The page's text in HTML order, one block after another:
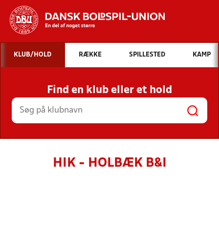
Hvad vil du søge efter?
INDHOLD OG NYHEDER
STILLINGER, RESULTATER, KLUBBER OG
HOLD
KLUB/HOLD RÆKKE SPILLESTED KAMP
Find en klub eller et hold
HIK - HOLBÆK B&I